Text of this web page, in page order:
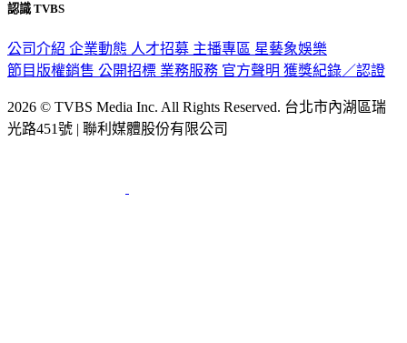
認識 TVBS
公司介紹 企業動態 人才招募 主播專區 星藝象娛樂
節目版權銷售 公開招標 業務服務 官方聲明 獲獎紀錄／認證
2026 © TVBS Media Inc. All Rights Reserved. 台北市內湖區瑞
光路451號 | 聯利媒體股份有限公司